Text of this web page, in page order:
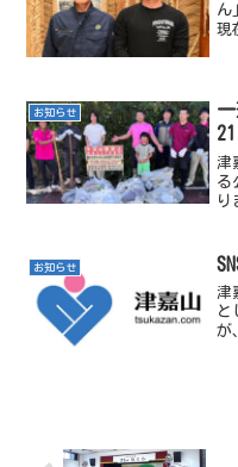
ん
現
て
お知らせ
21
津
る
り
物
合
お知らせ
津
と
が